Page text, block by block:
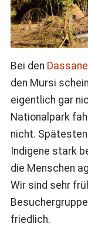
Bei den
den Mursi
eigentlich gar
Nationalpark
nicht.
Indigene stark
die Menschen
Wir sind sehr
friedlich.